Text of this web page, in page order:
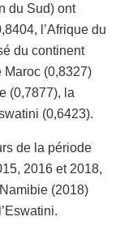
du Sud) ont
l’Afrique du
du continent
Maroc (0,8327)
(0,7877), la
(0,6423).
de la période
2016 et 2018,
(2018)